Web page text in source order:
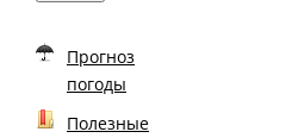
Прогноз
погоды
Полезные